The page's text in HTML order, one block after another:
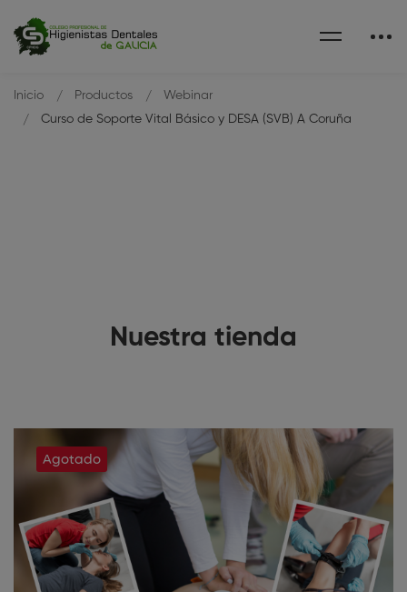
Nuestra tienda
Inicio Productos
Webinar
Curso de Soporte Vital Básico y DESA (SVB) A Coruña
Agotado